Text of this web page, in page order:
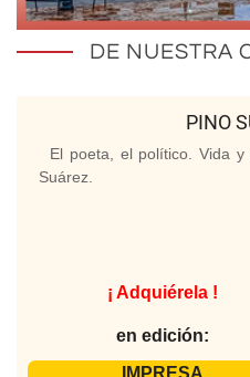
DE NUESTRA
PINO
El poeta, el político. Vida
Suárez.
¡ Adquiérela !
en edición:
IMPRESA